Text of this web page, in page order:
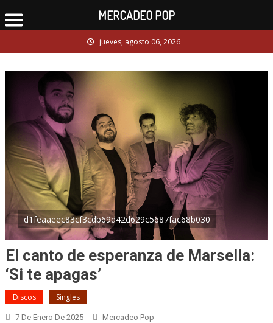
to
jueves, agosto 06, 2026
d1feaaeec83cf3cdb69d42d629c5687fac68b030
El canto de esperanza de Marsella:
‘Si te apagas’
Discos Singles
7 De Enero De 2025 Mercadeo Pop
MERCADEO POP